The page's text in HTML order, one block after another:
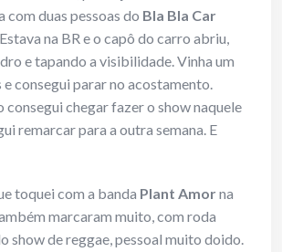
com duas pessoas do Bla Bla Car
na BR e o capô do carro abriu,
e tapando a visibilidade. Vinha um
consegui parar no acostamento.
consegui chegar fazer o show naquele
remarcar para a outra semana. E
toquei com a banda Plant Amorna
marcaram muito, com roda
show de reggae, pessoal muito doido.